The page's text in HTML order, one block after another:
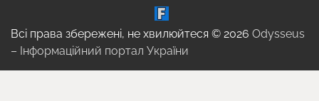
Всі права збережені, не хвилюйтеся © 2026 Odysseus
– Інформаційний портал України